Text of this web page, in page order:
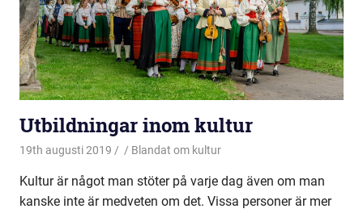
Utbildningar inom kultur
19th augusti 2019 Blandat om kultur
Kultur är något man stöter på varje dag även om man
kanske inte är medveten om det. Vissa personer är mer